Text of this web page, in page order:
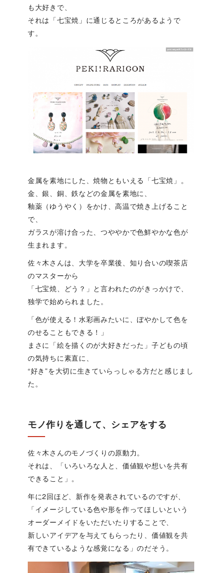
も大好きで、
それは「七宝焼」に通じるところがあるようで
す。
金属を素地にした、焼物ともいえる「七宝焼」。
金、銀、銅、鉄などの金属を素地に、
釉薬（ゆうやく）をかけ、高温で焼き上げること
で、
ガラスが溶け合った、つややかで色鮮やかな色が
生まれます。
佐々木さんは、大学を卒業後、知り合いの喫茶店
のマスターから
「七宝焼、どう？」と言われたのがきっかけで、
独学で始められました。
「色が使える！水彩画みたいに、ぼやかして色を
のせることもできる！」
まさに「絵を描くのが大好きだった」子どもの頃
の気持ちに素直に、
“好き”を大切に生きていらっしゃる方だと感じまし
た。
モノ作りを通して、シェアをする
佐々木さんのモノづくりの原動力。
それは、「いろいろな人と、価値観や想いを共有
できること」。
年に2回ほど、新作を発表されているのですが、
「イメージしている色や形を作ってほしいという
オーダーメイドをいただいたりすることで、
新しいアイデアを与えてもらったり、価値観を共
有できているような感覚になる」のだそう。